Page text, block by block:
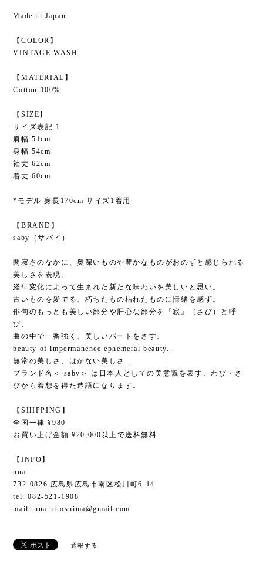
Made in Japan
【COLOR】
VINTAGE WASH
【MATERIAL】
Cotton 100%
【SIZE】
サイズ表記 1
肩幅 51cm
身幅 54cm
袖丈 62cm
着丈 60cm
*モデル 身長170cm サイズ1着用
【BRAND】
saby（サバイ）
閑寂さのなかに、奥深いものや豊かなものがおのずと感じられる
美しさを表現。
経年変化によって生まれた新たな味わいを美しいと思い。
古いものを愛でる、朽ちたもの枯れたものに情緒を感ず。
俳句のもっとも美しい部分や肝心な部分を『寂』（さび）と呼
び、
曲の中で一番強く、美しいパートをさす。
beauty of impermanence ephemeral beauty...
無常の美しさ、はかない美しさ...
ブランド名＜ saby＞ は日本人としての美意識を表す、わび・さ
びから着想を得た造語になります。
【SHIPPING】
全国一律 ¥980
お買い上げ金額 ¥20,000以上で送料無料
【INFO】
nua
732-0826 広島県広島市南区松川町6-14
tel: 082-521-1908
mail: nua.hiroshima@gmail.com
通報する